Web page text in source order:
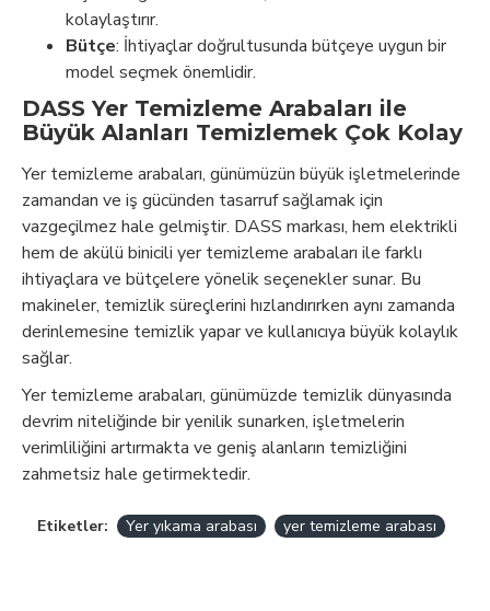
kolaylaştırır.
Bütçe: İhtiyaçlar doğrultusunda bütçeye uygun bir
model seçmek önemlidir.
DASS Yer Temizleme Arabaları ile
Büyük Alanları Temizlemek Çok Kolay
Yer temizleme arabaları, günümüzün büyük işletmelerinde
zamandan ve iş gücünden tasarruf sağlamak için
vazgeçilmez hale gelmiştir. DASS markası, hem elektrikli
hem de akülü binicili yer temizleme arabaları ile farklı
ihtiyaçlara ve bütçelere yönelik seçenekler sunar. Bu
makineler, temizlik süreçlerini hızlandırırken aynı zamanda
derinlemesine temizlik yapar ve kullanıcıya büyük kolaylık
sağlar.
Yer temizleme arabaları, günümüzde temizlik dünyasında
devrim niteliğinde bir yenilik sunarken, işletmelerin
verimliliğini artırmakta ve geniş alanların temizliğini
zahmetsiz hale getirmektedir.
Etiketler: Yer yıkama arabası yer temizleme arabası